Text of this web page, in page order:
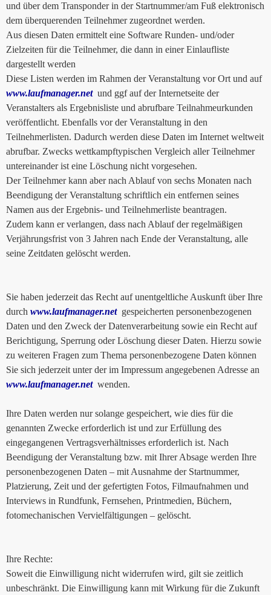
und über dem Transponder in der Startnummer/am Fuß elektronisch
dem überquerenden Teilnehmer zugeordnet werden.
Aus diesen Daten ermittelt eine Software Runden- und/oder
Zielzeiten für die Teilnehmer, die dann in einer Einlaufliste
dargestellt werden
Diese Listen werden im Rahmen der Veranstaltung vor Ort und auf
www.laufmanager.netund ggf auf der Internetseite der
Veranstalters als Ergebnisliste und abrufbare Teilnahmeurkunden
veröffentlicht. Ebenfalls vor der Veranstaltung in den
Teilnehmerlisten. Dadurch werden diese Daten im Internet weltweit
abrufbar. Zwecks wettkampftypischen Vergleich aller Teilnehmer
untereinander ist eine Löschung nicht vorgesehen.
Der Teilnehmer kann aber nach Ablauf von sechs Monaten nach
Beendigung der Veranstaltung schriftlich ein entfernen seines
Namen aus der Ergebnis- und Teilnehmerliste beantragen.
Zudem kann er verlangen, dass nach Ablauf der regelmäßigen
Verjährungsfrist von 3 Jahren nach Ende der Veranstaltung, alle
seine Zeitdaten gelöscht werden.
Sie haben jederzeit das Recht auf unentgeltliche Auskunft über Ihre
durch www.laufmanager.netgespeicherten personenbezogenen
Daten und den Zweck der Datenverarbeitung sowie ein Recht auf
Berichtigung, Sperrung oder Löschung dieser Daten. Hierzu sowie
zu weiteren Fragen zum Thema personenbezogene Daten können
Sie sich jederzeit unter der im Impressum angegebenen Adresse an
www.laufmanager.netwenden.
Ihre Daten werden nur solange gespeichert, wie dies für die
genannten Zwecke erforderlich ist und zur Erfüllung des
eingegangenen Vertragsverhältnisses erforderlich ist. Nach
Beendigung der Veranstaltung bzw. mit Ihrer Absage werden Ihre
personenbezogenen Daten – mit Ausnahme der Startnummer,
Platzierung, Zeit und der gefertigten Fotos, Filmaufnahmen und
Interviews in Rundfunk, Fernsehen, Printmedien, Büchern,
fotomechanischen Vervielfältigungen – gelöscht.
Ihre Rechte:
Soweit die Einwilligung nicht widerrufen wird, gilt sie zeitlich
unbeschränkt. Die Einwilligung kann mit Wirkung für die Zukunft